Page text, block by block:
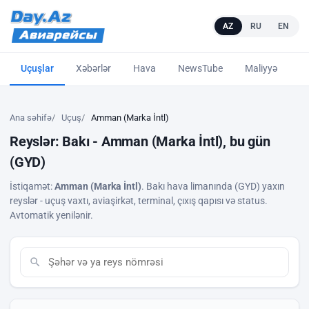
AZ RU EN
Uçuşlar Xəbərlər Hava NewsTube Maliyyə
Ana səhifə Uçuş Amman (Marka İntl)
Reyslər: Bakı - Amman (Marka İntl), bu gün
(GYD)
İstiqamət:Amman (Marka İntl). Bakı hava limanında (GYD) yaxın
reyslər - uçuş vaxtı, aviaşirkət, terminal, çıxış qapısı və status.
Avtomatik yenilənir.